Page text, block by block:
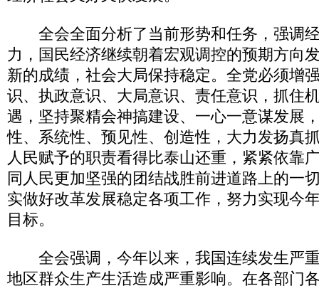
全会全面分析了当前形势和任务，强调
力，国民经济继续朝着宏观调控的预期方向
新的成绩，社会大局保持稳定。全党必须增
识、执政意识、大局意识、责任意识，抓住
遇，坚持聚精会神搞建设、一心一意谋发展
性、系统性、预见性、创造性，大力发扬真
人民赋予的职责看得比泰山还重，紧紧依靠
同人民更加坚强的团结战胜前进道路上的一
实做好改革发展稳定各项工作，努力实现今
目标。
全会强调，今年以来，我国连续发生严
地区群众生产生活造成严重影响。在各部门